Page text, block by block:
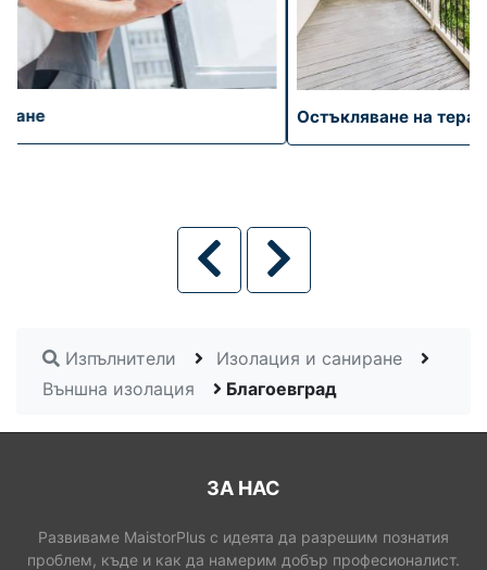
Остъкляване на тераса
Изпълнители
Изолация и саниране
Външна изолация
Благоевград
ЗА НАС
Развиваме MaistorPlus с идеята да разрешим познатия
проблем, къде и как да намерим добър професионалист.